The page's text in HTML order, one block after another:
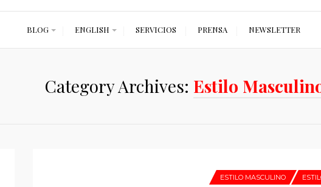
BLOG ENGLISH SERVICIOS PRENSA NEWSLETTER
Category Archives: Estilo
ESTILO MASCULINO